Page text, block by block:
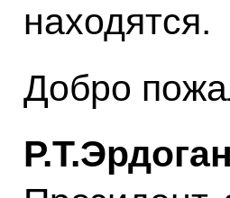
находятся.
Добро
Р.Т.Эрдоган